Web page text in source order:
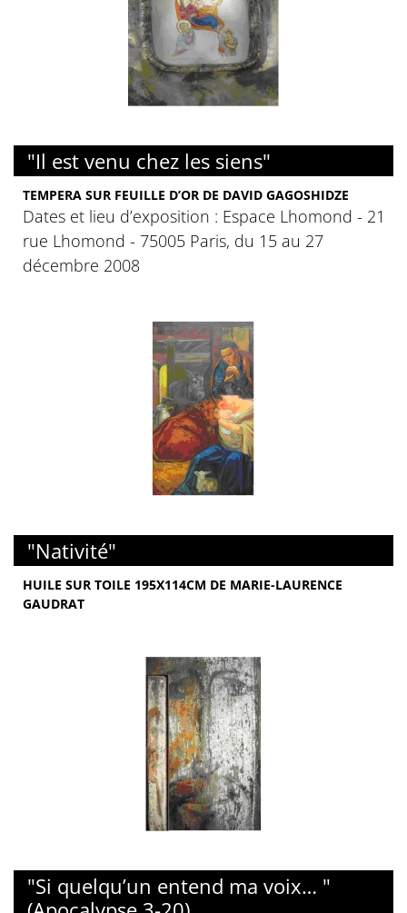
"Il est venu chez les siens"
TEMPERA SUR FEUILLE D’OR DE DAVID GAGOSHIDZE
Dates et lieu d’exposition : Espace Lhomond - 21
rue Lhomond - 75005 Paris, du 15 au 27
décembre 2008
"Nativité"
HUILE SUR TOILE 195X114CM DE MARIE-LAURENCE
GAUDRAT
"Si quelqu’un entend ma voix… "